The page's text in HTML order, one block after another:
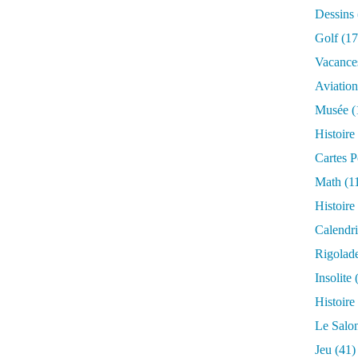
Dessins
Golf
Aviation
Musée
Histoire
Cartes
Math
Histoire
Insolite
Histoire
Le
Jeu (41)